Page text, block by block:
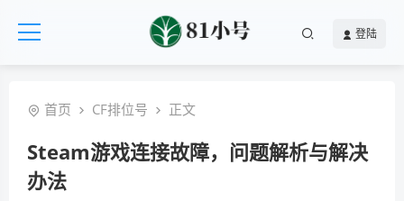
登陆
首页 CF排位号 正文
Steam游戏连接故障，问题解析与解决
办法